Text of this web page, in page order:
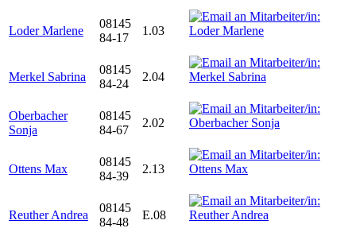
Loder Marlene
08145
84-17
1.03
Merkel Sabrina
08145
84-24
2.04
Oberbacher
Sonja
08145
84-67
2.02
Ottens Max
08145
84-39
2.13
Reuther Andrea
08145
84-48
E.08